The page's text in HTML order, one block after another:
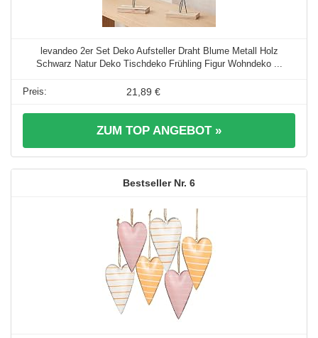
levandeo 2er Set Deko Aufsteller Draht Blume Metall Holz
Schwarz Natur Deko Tischdeko Frühling Figur Wohndeko ...
21,89 €
ZUM TOP ANGEBOT »
6